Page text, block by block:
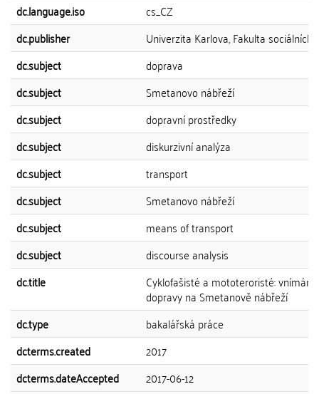
dc.language.iso
cs_CZ
dc.publisher
Univerzita Karlova, Fakulta sociálních
dc.subject
doprava
dc.subject
Smetanovo nábřeží
dc.subject
dopravní prostředky
dc.subject
diskurzivní analýza
dc.subject
transport
dc.subject
Smetanovo nábřeží
dc.subject
means of transport
dc.subject
discourse analysis
dc.title
Cyklofašisté a mototeroristé: vnímání
dopravy na Smetanově nábřeží
dc.type
bakalářská práce
dcterms.created
2017
dcterms.dateAccepted
2017-06-12